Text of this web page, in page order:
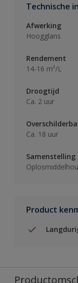
Technische
Afwerking
Hoogglans
Rendement
14-16 m²/L
Droogtijd
Ca. 2 uur
Ca. 18 uur
Samenstelling
Product